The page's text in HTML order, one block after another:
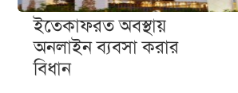
ইতেকাফরত অবস্থায়
অনলাইন ব্যবসা করার
বিধান